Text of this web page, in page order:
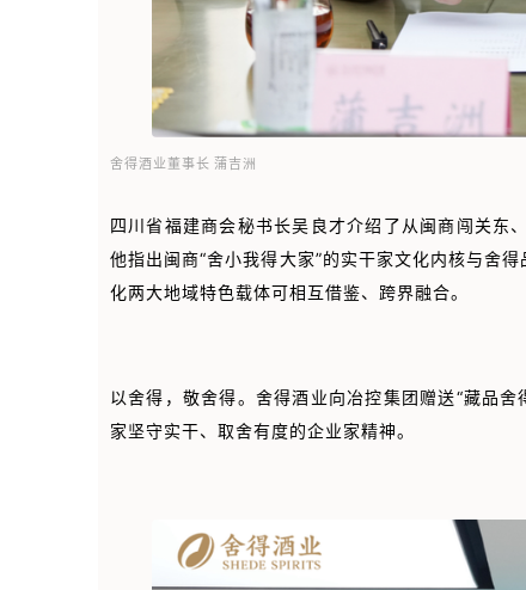
舍得酒业董事长 蒲吉洲
四川省福建商会秘书长吴良才介绍了从闽商闯关东
他指出闽商“舍小我得大家”的实干家文化内核与舍
化两大地域特色载体可相互借鉴、跨界融合。
以舍得，敬舍得。舍得酒业向冶控集团赠送“藏品
家坚守实干、取舍有度的企业家精神。